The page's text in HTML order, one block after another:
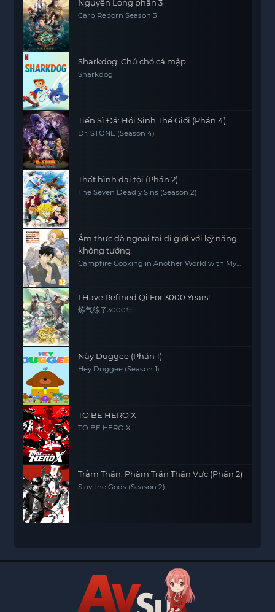
Nguyên Long phần 3
Carp Reborn Season 3
Sharkdog: Chú chó cá mập
Sharkdog
Tiến Sĩ Đá: Hồi Sinh Thế Giới (Phần 4)
Dr. STONE (Season 4)
Thất hình đại tội (Phần 2)
The Seven Deadly Sins (Season 2)
Ẩm thực dã ngoại tại dị giới với kỹ năng
không tưởng
Campfire Cooking in Another World with My
I Have Refined Qi For 3000 Years!
炼气练了3000年
Này Duggee (Phần 1)
Hey Duggee (Season 1)
TO BE HERO X
TO BE HERO X
Trảm Thần: Phàm Trần Thần Vực (Phần 2)
Slay the Gods (Season 2)